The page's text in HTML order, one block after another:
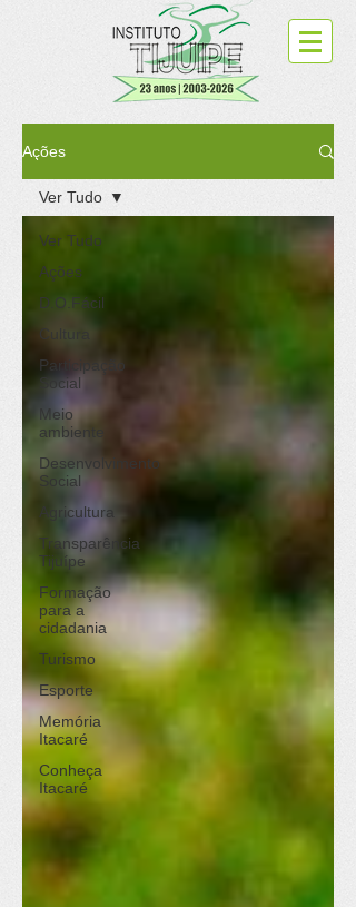
Ações
Ver Tudo
Ações
D.O.Fácil
Cultura
Participação
Social
Meio
ambiente
Desenvolvimento
Social
Agricultura
Transparência
Tijuípe
Formação
para a
cidadania
Turismo
Esporte
Memória
Itacaré
Conheça
Itacaré
Ver Tudo